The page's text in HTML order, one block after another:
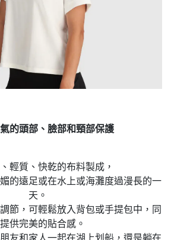
的頭部、臉部和頸部保護
輕質、快乾的布料製成，
的遠足或在水上或海灘度過漫長的一
天。
節，可輕鬆放入背包或手提包中，同
供完美的貼合感。
友和家人一起在湖上划船，還是躺在